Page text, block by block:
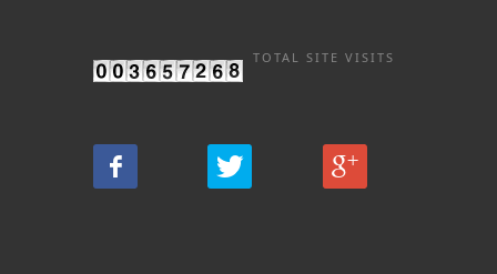
TOTAL SITE VISITS